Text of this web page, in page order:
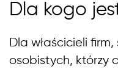
Dla kogo
Dla właścicieli
osobistych, którzy